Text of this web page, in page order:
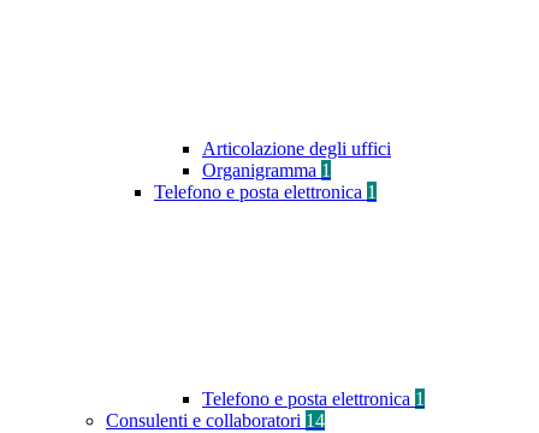
Articolazione degli uffici
Organigramma 1
Telefono e posta elettronica 1
Telefono e posta elettronica 1
Consulenti e collaboratori 14